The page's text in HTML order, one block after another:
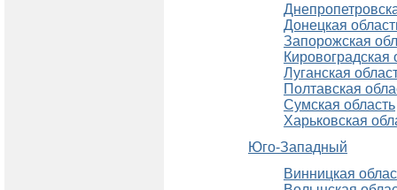
Донецкая
Запорожская
Кировоградская
Луганская
Полтавская
Сумская область
Харьковская
Юго-Западный
Винницкая